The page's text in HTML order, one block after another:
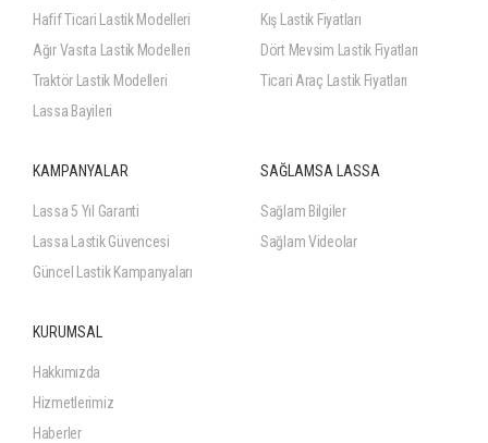
Hafif Ticari Lastik Modelleri
Ağır Vasıta Lastik Modelleri
Traktör Lastik Modelleri
Lassa Bayileri
Kış Lastik Fiyatları
Dört Mevsim Lastik Fiyatları
Ticari Araç Lastik Fiyatları
KAMPANYALAR
Lassa 5 Yıl Garanti
Lassa Lastik Güvencesi
Güncel Lastik Kampanyaları
SAĞLAMSA LASSA
Sağlam Bilgiler
Sağlam Videolar
KURUMSAL
Hakkımızda
Hizmetlerimiz
Haberler